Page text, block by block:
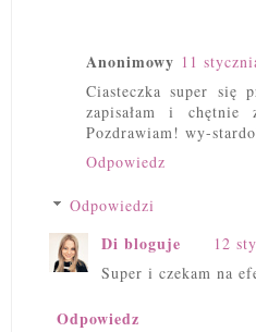
Anonimowy 11
Ciasteczka super się
zapisałam i
Pozdrawiam! wy-
Odpowiedz
Odpowiedzi
Di bloguje
12
Super i czekam na
Odpowiedz